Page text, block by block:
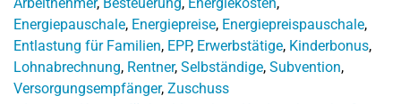
Energiepauschale, Energiepreise, Energiepreispauschale,
Entlastung für Familien, EPP, Erwerbstätige, Kinderbonus,
Lohnabrechnung, Rentner, Selbständige, Subvention,
Versorgungsempfänger, Zuschuss